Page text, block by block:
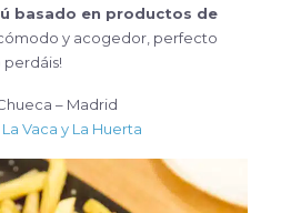
basado en productos de
cómodo y acogedor, perfecto
perdáis!
– Madrid
Vaca y La Huerta